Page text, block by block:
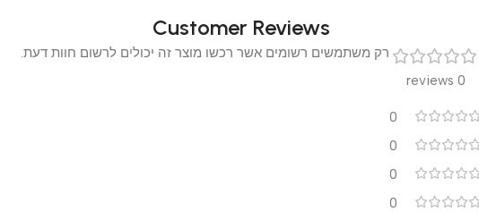
Customer Reviews
0
0
0
0
רק משתמשים רשומים אשר רכשו מוצר זה יכולים לרשום חוות דעת.